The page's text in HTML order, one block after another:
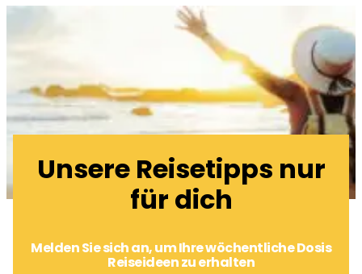
Unsere Reisetipps nur
für dich
Melden Sie sich an, um Ihre wöchentliche Dosis
Reiseideen zu erhalten